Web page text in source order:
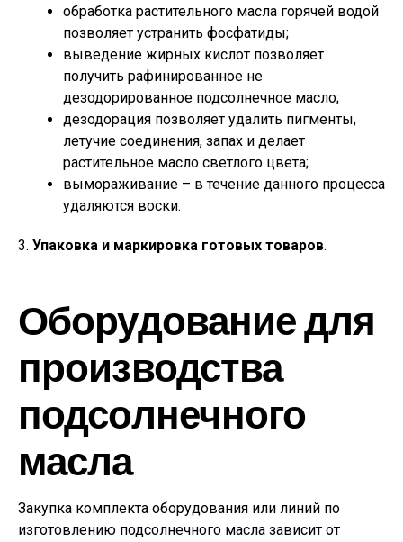
обработка растительного масла горячей водой
позволяет устранить фосфатиды;
выведение жирных кислот позволяет
получить рафинированное не
дезодорированное подсолнечное масло;
дезодорация позволяет удалить пигменты,
летучие соединения, запах и делает
растительное масло светлого цвета;
вымораживание – в течение данного процесса
удаляются воски.
3. Упаковка и маркировка готовых товаров.
Оборудование для
производства
подсолнечного
масла
Закупка комплекта оборудования или линий по
изготовлению подсолнечного масла зависит от